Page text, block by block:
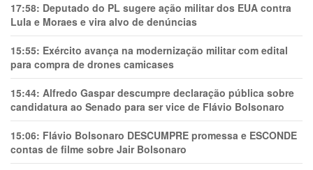
17:58: Deputado do PL sugere ação militar dos EUA contra
Lula e Moraes e vira alvo de denúncias
15:55: Exército avança na modernização militar com edital
para compra de drones camicases
15:44: Alfredo Gaspar descumpre declaração pública sobre
candidatura ao Senado para ser vice de Flávio Bolsonaro
15:06: Flávio Bolsonaro DESCUMPRE promessa e ESCONDE
contas de filme sobre Jair Bolsonaro